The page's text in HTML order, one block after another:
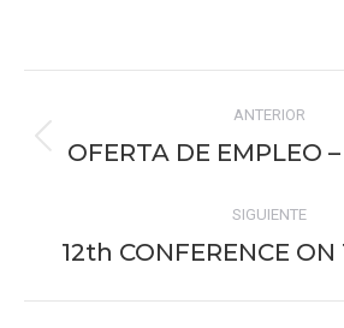
entre
ANTERIOR
OFERTA DE EMPLEO
SIGUIENTE
12th CONFERENCE